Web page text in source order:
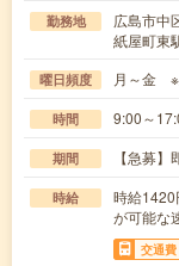
勤務地
広島市中
紙屋町東
曜日頻度 月～金 ※
時間 9:00～
期間 【急募
時給
時給
が可能な
交通費